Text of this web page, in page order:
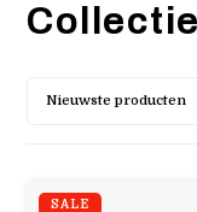
Collectie
Nieuwste producten
SALE